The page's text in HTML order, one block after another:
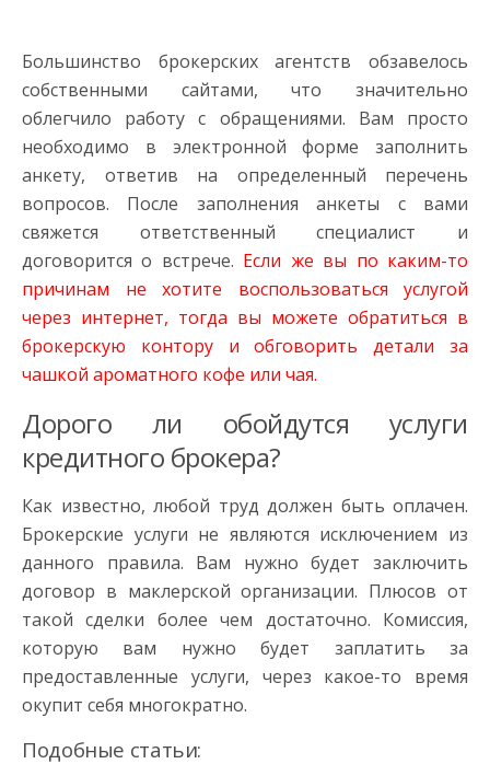
Большинство брокерских агентств обзавелось
собственными сайтами, что значительно
облегчило работу с обращениями. Вам просто
необходимо в электронной форме заполнить
анкету, ответив на определенный перечень
вопросов. После заполнения анкеты с вами
свяжется ответственный специалист и
договорится о встрече. Если же вы по каким-то
причинам не хотите воспользоваться услугой
через интернет, тогда вы можете обратиться в
брокерскую контору и обговорить детали за
чашкой ароматного кофе или чая.
Дорого ли обойдутся услуги
кредитного брокера?
Как известно, любой труд должен быть оплачен.
Брокерские услуги не являются исключением из
данного правила. Вам нужно будет заключить
договор в маклерской организации. Плюсов от
такой сделки более чем достаточно. Комиссия,
которую вам нужно будет заплатить за
предоставленные услуги, через какое-то время
окупит себя многократно.
Подобные статьи: